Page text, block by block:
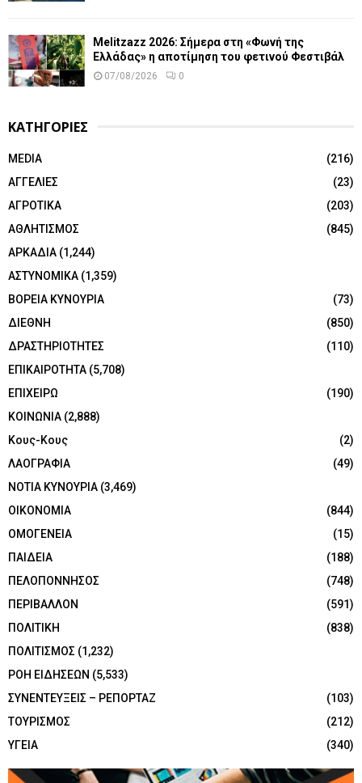
Melitzazz 2026: Σήμερα στη «Φωνή της
Ελλάδας» η αποτίμηση του φετινού Φεστιβάλ
07/08/2026 0
ΚΑΤΗΓΟΡΙΕΣ
MEDIA
(216)
ΑΓΓΕΛΙΕΣ
(23)
ΑΓΡΟΤΙΚΑ
(203)
ΑΘΛΗΤΙΣΜΟΣ
(845)
ΑΡΚΑΔΙΑ (1,244)
ΑΣΤΥΝΟΜΙΚΑ (1,359)
ΒΟΡΕΙΑ ΚΥΝΟΥΡΙΑ
(73)
ΔΙΕΘΝΗ
(850)
ΔΡΑΣΤΗΡΙΟΤΗΤΕΣ
(110)
ΕΠΙΚΑΙΡΟΤΗΤΑ (5,708)
ΕΠΙΧΕΙΡΩ
(190)
ΚΟΙΝΩΝΙΑ (2,888)
Κους-Κους
(2)
ΛΑΟΓΡΑΦΙΑ
(49)
ΝΟΤΙΑ ΚΥΝΟΥΡΙΑ (3,469)
ΟΙΚΟΝΟΜΙΑ
(844)
ΟΜΟΓΕΝΕΙΑ
(15)
ΠΑΙΔΕΙΑ
(188)
ΠΕΛΟΠΟΝΝΗΣΟΣ
(748)
ΠΕΡΙΒΑΛΛΟΝ
(591)
ΠΟΛΙΤΙΚΗ
(838)
ΠΟΛΙΤΙΣΜΟΣ (1,232)
ΡΟΗ ΕΙΔΗΣΕΩΝ (5,533)
ΣΥΝΕΝΤΕΥΞΕΙΣ – ΡΕΠΟΡΤΑΖ
(103)
ΤΟΥΡΙΣΜΟΣ
(212)
ΥΓΕΙΑ
(340)